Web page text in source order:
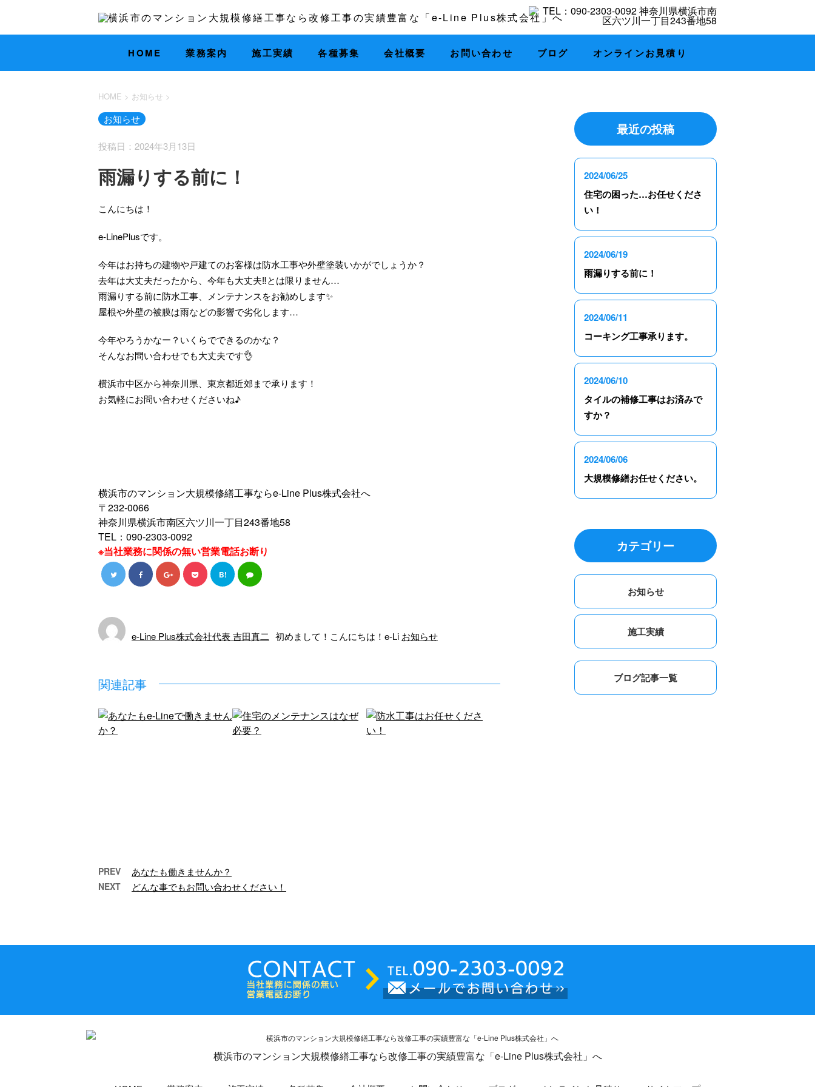
HOME 業務案内 施工実績 各種募集 会社概要 お問い合わせ ブログ オンラインお見積り
HOME > お知らせ >
お知らせ
投稿日：2024年3月13日
雨漏りする前に！
こんにちは！
e-LinePlusです。
今年はお持ちの建物や戸建てのお客様は防水工事や外壁塗装いかがでしょうか？
去年は大丈夫だったから、今年も大丈夫‼️とは限りません…
雨漏りする前に防水工事、メンテナンスをお勧めします✨
屋根や外壁の被膜は雨などの影響で劣化します…
今年やろうかなー？いくらでできるのかな？
そんなお問い合わせでも大丈夫です👌
横浜市中区から神奈川県、東京都近郊まで承ります！
お気軽にお問い合わせくださいね♪
横浜市のマンション大規模修繕工事ならe-Line Plus株式会社へ
〒232-0066
神奈川県横浜市南区六ツ川一丁目243番地58
TEL：090-2303-0092
※当社業務に関係の無い営業電話お断り
B!
e-Line Plus株式会社代表 吉田真二 初めまして！こんにちは！e-Li お知らせ
関連記事
Line（イーライン）で
LinePlusです！ 外壁塗
でしょうか？？ 建物は
常に厳しい …
LinePlusです。 簡単な
大規模修繕まで、 弊社
でお引き受 …
PREV あなたも働きませんか？
NEXT どんな事でもお問い合わせください！
最近の投稿
2024/06/25
住宅の困った…お任せくださ
い！
2024/06/19
雨漏りする前に！
2024/06/11
コーキング工事承ります。
2024/06/10
タイルの補修工事はお済みで
すか？
2024/06/06
大規模修繕お任せください。
カテゴリー
お知らせ
施工実績
ブログ記事一覧
横浜市のマンション大規模修繕工事なら改修工事の実績豊富な「e-Line Plus株式会社」へ